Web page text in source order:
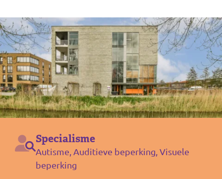
Specialisme
Autisme, Auditieve beperking, Visuele
beperking